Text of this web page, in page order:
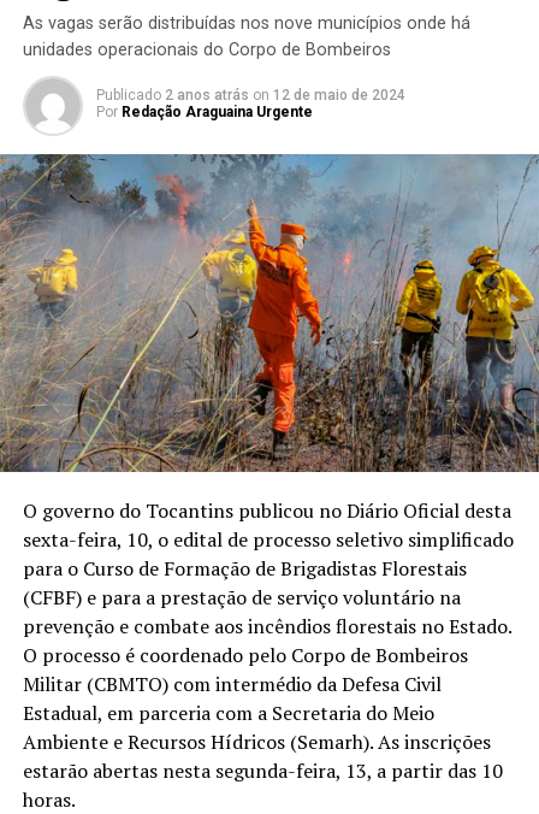
As vagas serão distribuídas nos nove municípios onde há
unidades operacionais do Corpo de Bombeiros
Publicado 2 anos atrás on 12 de maio de 2024
Por Redação Araguaina Urgente
O governo do Tocantins publicou no Diário Oficial desta
sexta-feira, 10, o edital de processo seletivo simplificado
para o Curso de Formação de Brigadistas Florestais
(CFBF) e para a prestação de serviço voluntário na
prevenção e combate aos incêndios florestais no Estado.
O processo é coordenado pelo Corpo de Bombeiros
Militar (CBMTO) com intermédio da Defesa Civil
Estadual, em parceria com a Secretaria do Meio
Ambiente e Recursos Hídricos (Semarh). As inscrições
estarão abertas nesta segunda-feira, 13, a partir das 10
horas.